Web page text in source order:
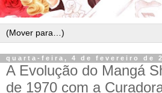
quarta-feira, 4 de fevereiro de
A Evolução do Mangá
de 1970 com a